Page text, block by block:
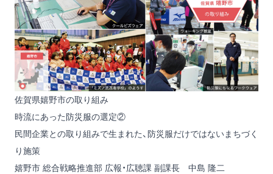
佐賀県嬉野市の取り組み
時流にあった防災服の選定②
民間企業との取り組みで生まれた、防災服だけではないまちづく
り施策
嬉野市 総合戦略推進部 広報・広聴課 副課長 中島 隆二